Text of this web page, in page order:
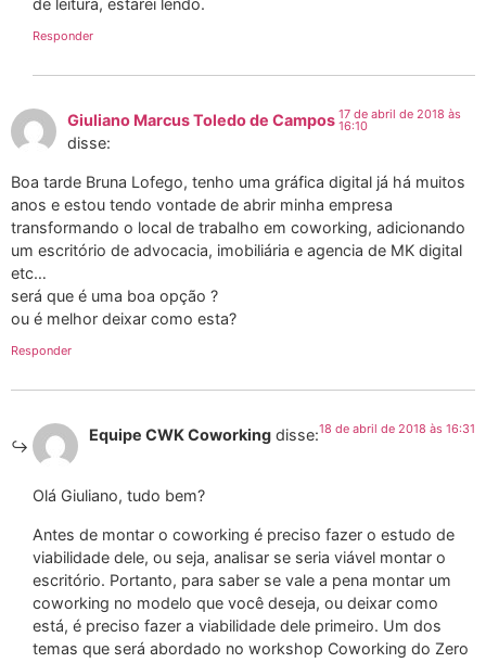
Responder
Giuliano Marcus Toledo de Campos
disse:
17 de abril de 2018 às
16:10
Boa tarde Bruna Lofego, tenho uma gráfica digital já há muitos
anos e estou tendo vontade de abrir minha empresa
transformando o local de trabalho em coworking, adicionando
um escritório de advocacia, imobiliária e agencia de MK digital
etc…
será que é uma boa opção ?
ou é melhor deixar como esta?
Responder
Equipe CWK Coworking disse:18 de abril de 2018 às 16:31
Olá Giuliano, tudo bem?
Antes de montar o coworking é preciso fazer o estudo de
viabilidade dele, ou seja, analisar se seria viável montar o
escritório. Portanto, para saber se vale a pena montar um
coworking no modelo que você deseja, ou deixar como
está, é preciso fazer a viabilidade dele primeiro. Um dos
temas que será abordado no workshop Coworking do Zero